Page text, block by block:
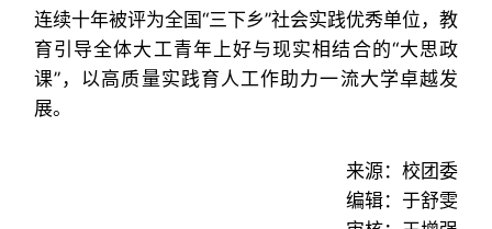
连续十年被评为全国“三下乡”社会实践优秀单位，教
育引导全体大工青年上好与现实相结合的“大思政
课”，以高质量实践育人工作助力一流大学卓越发
展。
来源：校团委
编辑：于舒雯